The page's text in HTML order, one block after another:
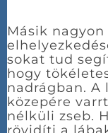
Másik
sokat tud
hogy
nadrágban. A
közepére
nélküli zseb.